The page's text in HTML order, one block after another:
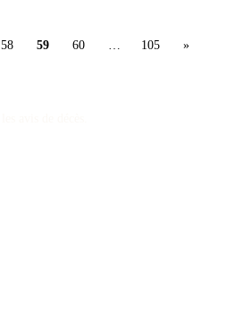
58 59 60 105 »